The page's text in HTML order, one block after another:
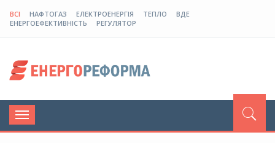
ВСІ НАФТОГАЗ ЕЛЕКТРОЕНЕРГІЯ ТЕПЛО
ВДЕ
ЕНЕРГОЕФЕКТИВНІСТЬ
РЕГУЛЯТОР
Toggle
navigation